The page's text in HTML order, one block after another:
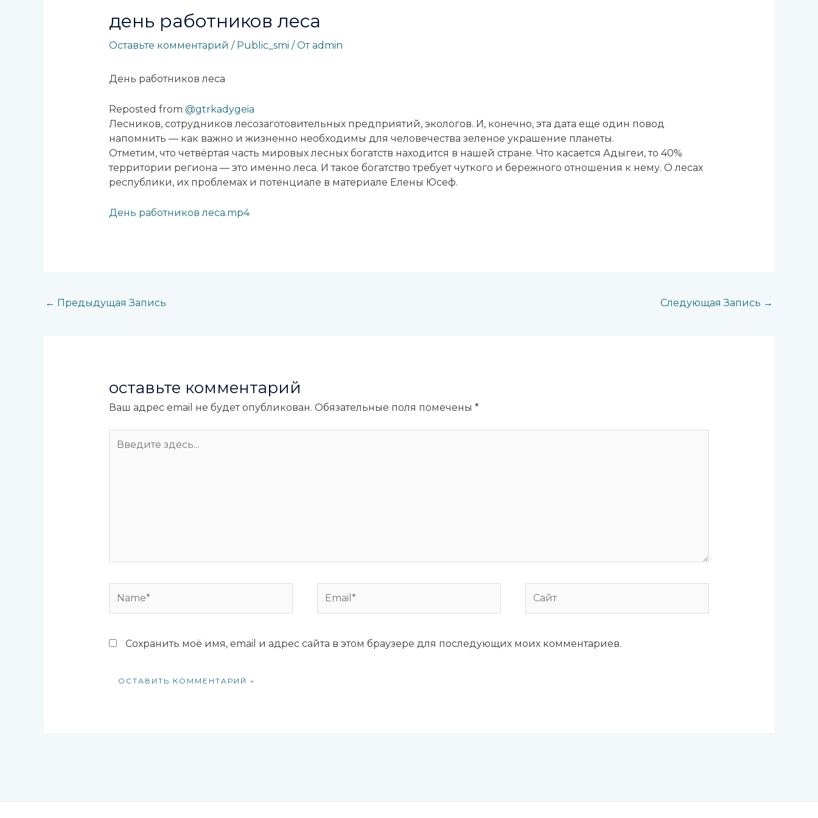
день работников леса
Оставьте комментарий / Public_smi / Отadmin
День работников леса
Reposted from @gtrkadygeia
Лесников, сотрудников лесозаготовительных предприятий, экологов. И, конечно, эта дата еще один повод
напомнить — как важно и жизненно необходимы для человечества зеленое украшение планеты.
Отметим, что четвёртая часть мировых лесных богатств находится в нашей стране. Что касается Адыгеи, то 40%
территории региона — это именно леса. И такое богатство требует чуткого и бережного отношения к нему. О лесах
республики, их проблемах и потенциале в материале Елены Юсеф.
День работников леса.mp4
← Предыдущая Запись Следующая Запись →
оставьте комментарий
Ваш адрес email не будет опубликован. Обязательные поля помечены *
здесь...
Сохранить моё имя, email и адрес сайта в этом браузере для последующих моих комментариев.